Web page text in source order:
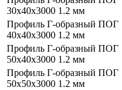
30х40х3000 1.2 мм
Профиль Г-образный ПОГ
40х40х3000 1.2 мм
Профиль Г-образный ПОГ
50х40х3000 1.2 мм
Профиль Г-образный ПОГ
50х50х3000 1.2 мм